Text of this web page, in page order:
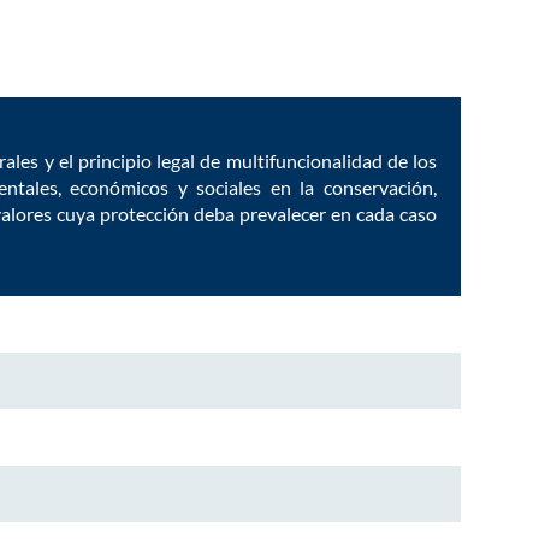
y el principio legal de multifuncionalidad de los
económicos y sociales en la conservación,
cuya protección deba prevalecer en cada caso